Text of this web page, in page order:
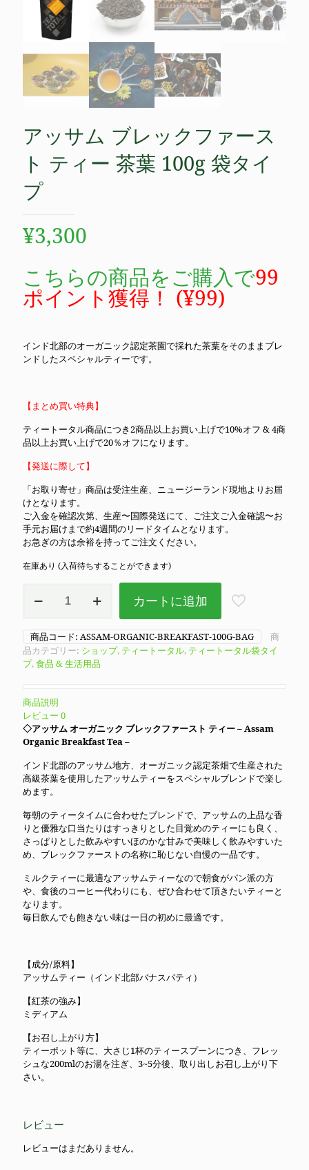
アッサム ブレックファース
ト ティー 茶葉 100g 袋タイ
プ
¥3,300
こちらの商品をご購入で99
ポイント獲得！ (¥99)
インド北部のオーガニック認定茶園で採れた茶葉をそのままブレ
ンドしたスペシャルティーです。
【まとめ買い特典】
ティートータル商品につき2商品以上お買い上げで10%オフ & 4商
品以上お買い上げで20％オフになります。
【発送に際して】
「お取り寄せ」商品は受注生産、ニュージーランド現地よりお届
けとなります。
ご入金を確認次第、生産〜国際発送にて、ご注文ご入金確認〜お
手元お届けまで約4週間のリードタイムとなります。
お急ぎの方は余裕を持ってご注文ください。
在庫あり (入荷待ちすることができます)
ム
ブ
レ
ッ
ァ
ー
ス
ト
テ
ィ
ー
茶
葉
100g
袋
タ
プ
個
カートに追加
商品コード: ASSAM-ORGANIC-BREAKFAST-100G-BAG
商
品カテゴリー: ショップ, ティートータル, ティートータル袋タイ
プ,食品 & 生活用品
商品説明
レビュー 0
◇アッサム オーガニック ブレックファースト ティー – Assam
Organic Breakfast Tea –
インド北部のアッサム地方、オーガニック認定茶畑で生産された
高級茶葉を使用したアッサムティーをスペシャルブレンドで楽し
めます。
毎朝のティータイムに合わせたブレンドで、アッサムの上品な香
りと優雅な口当たりはすっきりとした目覚めのティーにも良く、
さっぱりとした飲みやすいほのかな甘みで美味しく飲みやすいた
め、ブレックファーストの名称に恥じない自慢の一品です。
ミルクティーに最適なアッサムティーなので朝食がパン派の方
や、食後のコーヒー代わりにも、ぜひ合わせて頂きたいティーと
なります。
毎日飲んでも飽きない味は一日の初めに最適です。
【成分/原料】
アッサムティー（インド北部バナスパティ）
【紅茶の強み】
ミディアム
【お召し上がり方】
ティーポット等に、大さじ1杯のティースプーンにつき、フレッ
シュな200mlのお湯を注ぎ、3~5分後、取り出しお召し上がり下
さい。
レビュー
レビューはまだありません。